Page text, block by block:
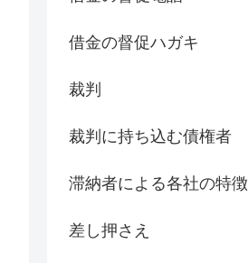
借金の督促ハガキ
裁判
裁判に持ち込む債権者
滞納者による各社の特徴
差し押さえ